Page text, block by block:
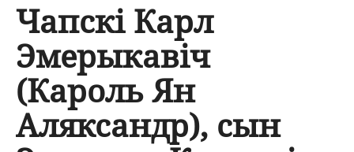
Чапскі Карл
Эмерыкавіч
(Кароль Ян
Аляксандр), сын